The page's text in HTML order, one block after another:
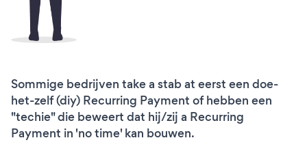
Sommige bedrijven take a stab at eerst een doe-
het-zelf (diy) Recurring Payment of hebben een
"techie" die beweert dat hij/zij a Recurring
Payment in 'no time' kan bouwen.